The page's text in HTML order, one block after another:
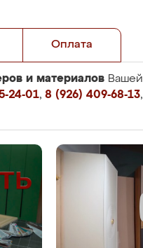
Оплата
и материалов
24-01, 8 (926) 409-68-13